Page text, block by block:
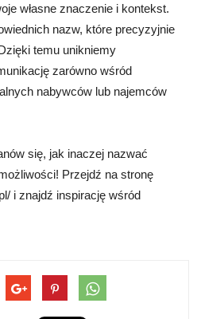
własne znaczenie i kontekst.
nazw, które precyzyjnie
temu unikniemy
zarówno wśród
nabywców lub najemców
się, jak inaczej nazwać
Przejdź na stronę
i znajdź inspirację wśród